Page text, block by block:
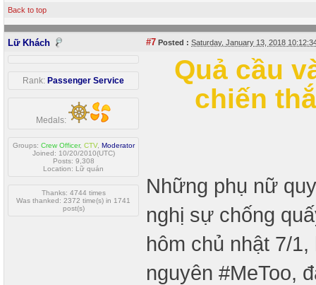
Back to top
Lữ Khách #7 Posted : Saturday, January 13, 2018
Rank: Passenger Service
Medals:
Groups: Crew Officer, CTV, Moderator
Joined: 10/20/2010(UTC)
Posts: 9,308
Location: Lữ quán
Thanks: 4744 times
Was thanked: 2372 time(s) in 1741
post(s)
Quả cầu
chiến
Những phụ nữ
nghị sự chống
hôm chủ nhật 7/
nguyên #MeToo,